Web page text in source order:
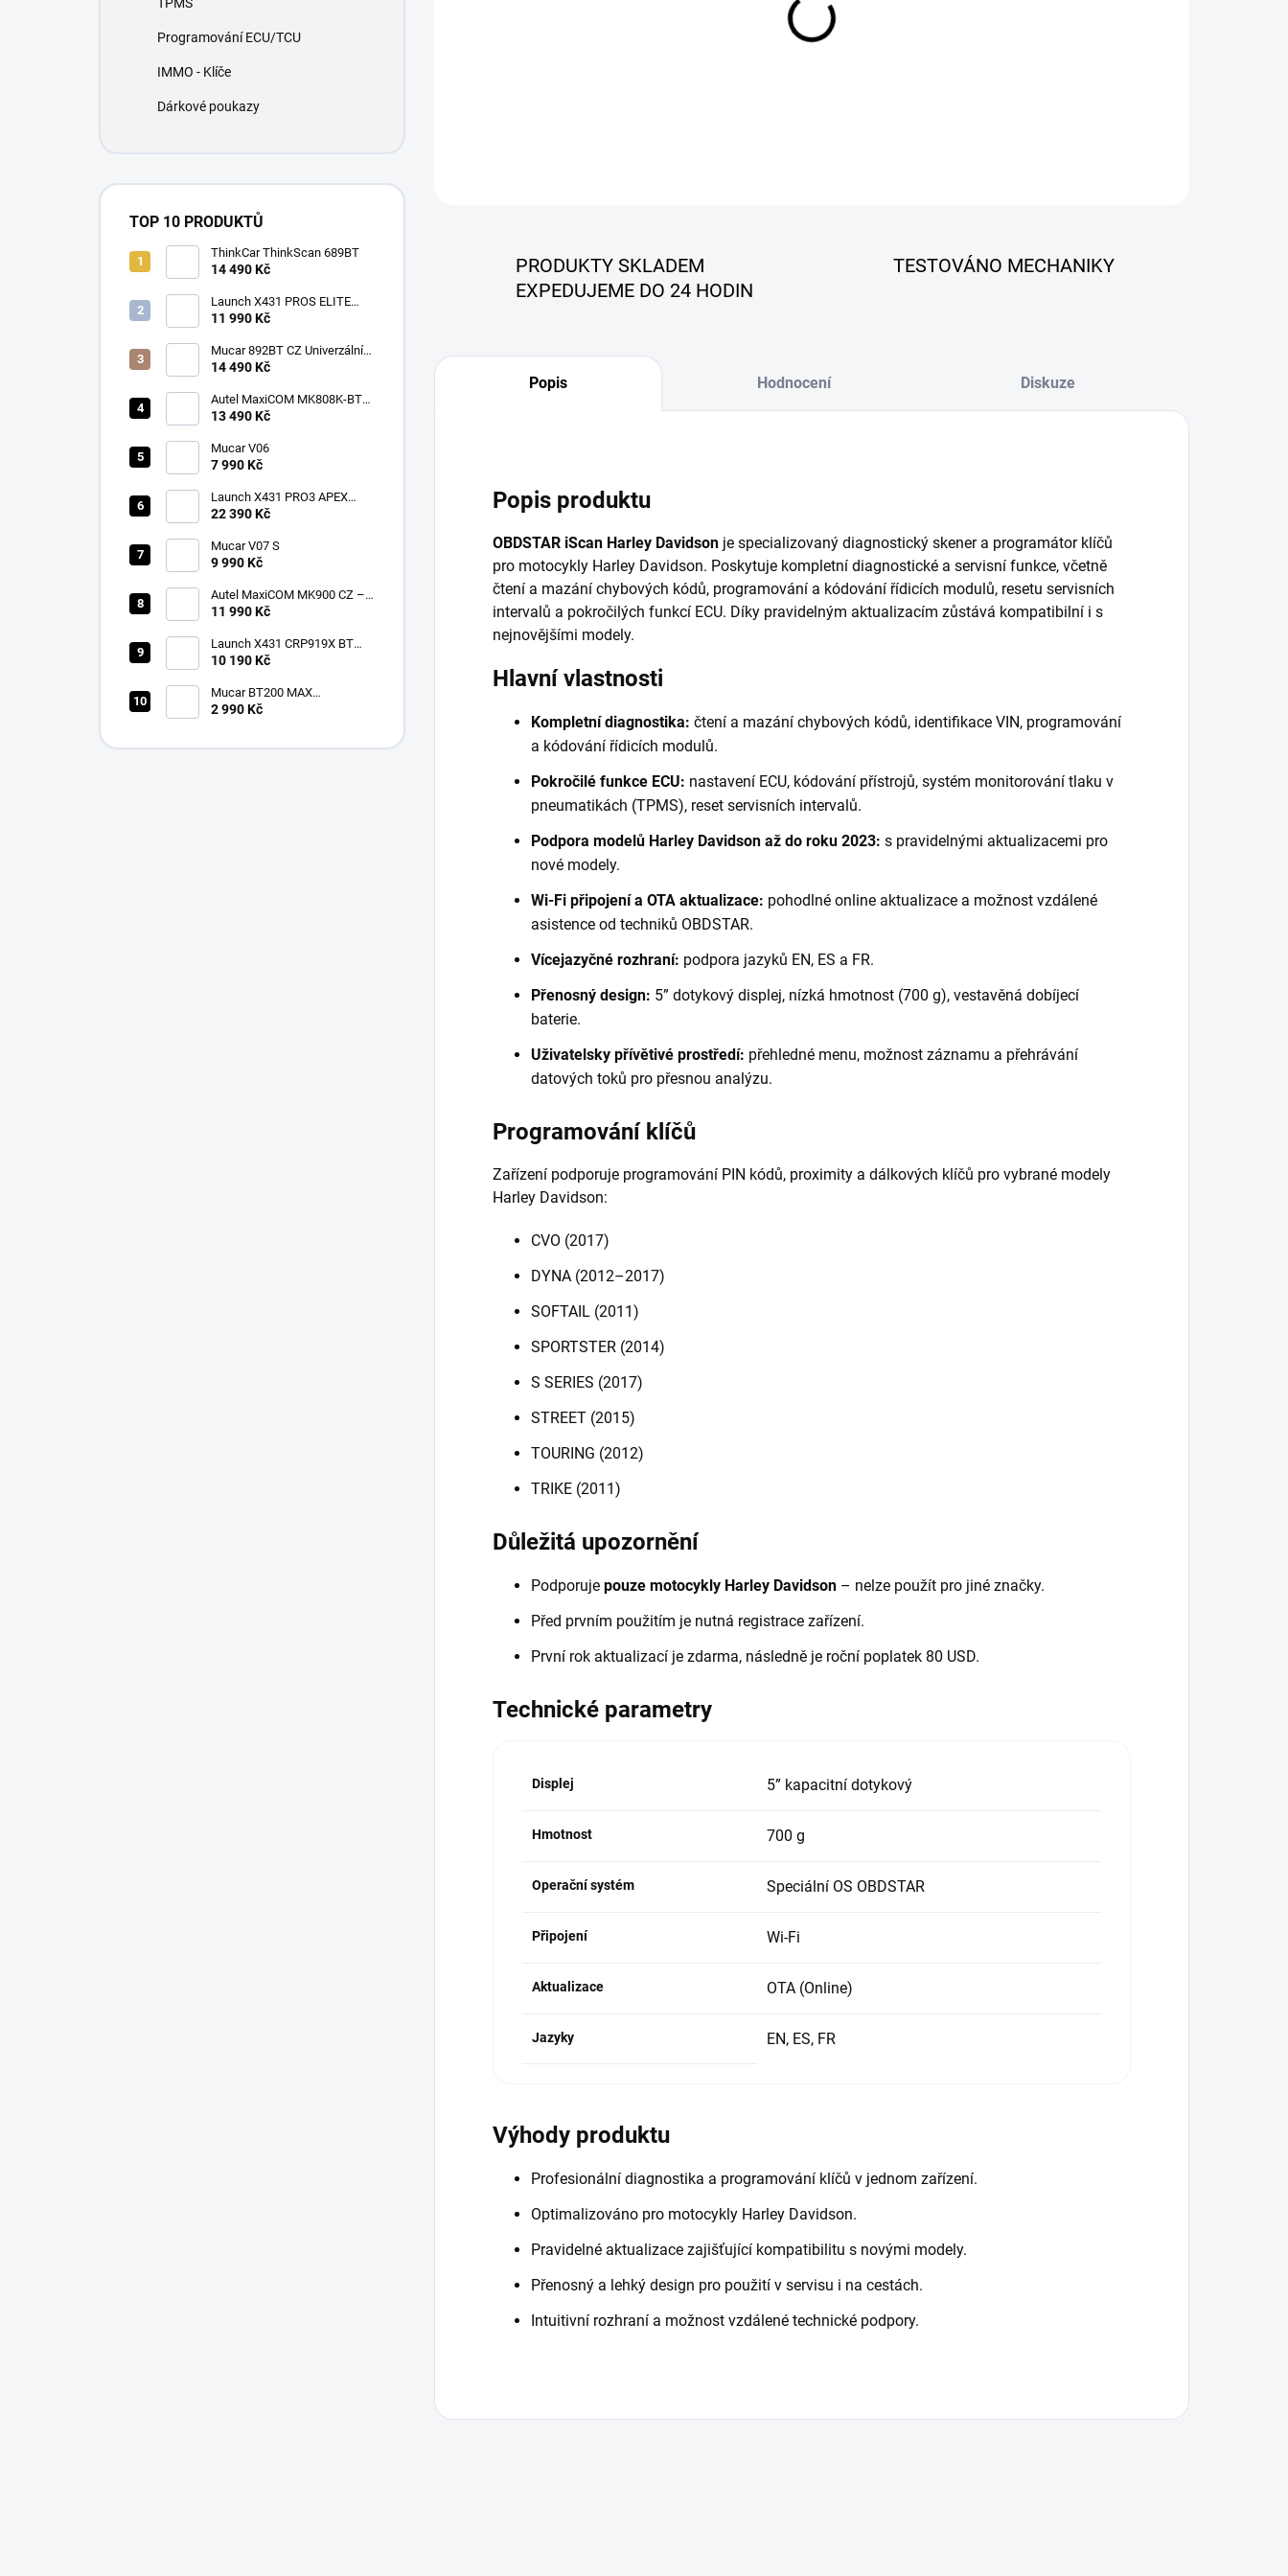
Programování ECU/TCU
IMMO - Klíče
Dárkové poukazy
TOP 10 PRODUKTŮ
ThinkCar ThinkScan 689BT
14 490 Kč
Launch X431 PROS ELITE
2026
11 990 Kč
Mucar 892BT CZ Univerzální
diagnostika , CAN-FD, DOIP
14 490 Kč
Autel MaxiCOM MK808K-BT
CZ
13 490 Kč
Mucar V06
7 990 Kč
Launch X431 PRO3 APEX
2026 CZ
22 390 Kč
Mucar V07 S
9 990 Kč
Autel MaxiCOM MK900 CZ –
2026 profesionální
11 990 Kč
Launch X431 CRP919X BT
Bluetooth
10 190 Kč
Mucar BT200 MAX
multiznačková diagnostika v
2 990 Kč
skener a programátor klíčů určený výhradně pro motocykly
Harley Davidson. Nabízí kompletní diagnostiku, pokročilé funkce
PRODUKTY SKLADEM
EXPEDUJEME DO 24 HODIN
TESTOVÁNO MECHANIKY
Popis Hodnocení Diskuze
Popis produktu
OBDSTAR iScan Harley Davidson je specializovaný diagnostický skener a programátor klíčů
pro motocykly Harley Davidson. Poskytuje kompletní diagnostické a servisní funkce, včetně
čtení a mazání chybových kódů, programování a kódování řídicích modulů, resetu servisních
intervalů a pokročilých funkcí ECU. Díky pravidelným aktualizacím zůstává kompatibilní i s
nejnovějšími modely.
Hlavní vlastnosti
Kompletní diagnostika: čtení a mazání chybových kódů, identifikace VIN, programování
a kódování řídicích modulů.
Pokročilé funkce ECU: nastavení ECU, kódování přístrojů, systém monitorování tlaku v
pneumatikách (TPMS), reset servisních intervalů.
Podpora modelů Harley Davidson až do roku 2023: s pravidelnými aktualizacemi pro
nové modely.
Wi-Fi připojení a OTA aktualizace: pohodlné online aktualizace a možnost vzdálené
asistence od techniků OBDSTAR.
Vícejazyčné rozhraní: podpora jazyků EN, ES a FR.
Přenosný design: 5” dotykový displej, nízká hmotnost (700 g), vestavěná dobíjecí
baterie.
Uživatelsky přívětivé prostředí: přehledné menu, možnost záznamu a přehrávání
datových toků pro přesnou analýzu.
Programování klíčů
Zařízení podporuje programování PIN kódů, proximity a dálkových klíčů pro vybrané modely
Harley Davidson:
CVO (2017)
DYNA (2012–2017)
SOFTAIL (2011)
SPORTSTER (2014)
S SERIES (2017)
STREET (2015)
TOURING (2012)
TRIKE (2011)
Důležitá upozornění
Podporuje pouze motocykly Harley Davidson – nelze použít pro jiné značky.
Před prvním použitím je nutná registrace zařízení.
První rok aktualizací je zdarma, následně je roční poplatek 80 USD.
Technické parametry
Displej 5” kapacitní dotykový
Hmotnost 700 g
Operační systém Speciální OS OBDSTAR
Připojení Wi-Fi
Aktualizace OTA (Online)
Jazyky EN, ES, FR
Výhody produktu
Profesionální diagnostika a programování klíčů v jednom zařízení.
Optimalizováno pro motocykly Harley Davidson.
Pravidelné aktualizace zajišťující kompatibilitu s novými modely.
Přenosný a lehký design pro použití v servisu i na cestách.
Intuitivní rozhraní a možnost vzdálené technické podpory.